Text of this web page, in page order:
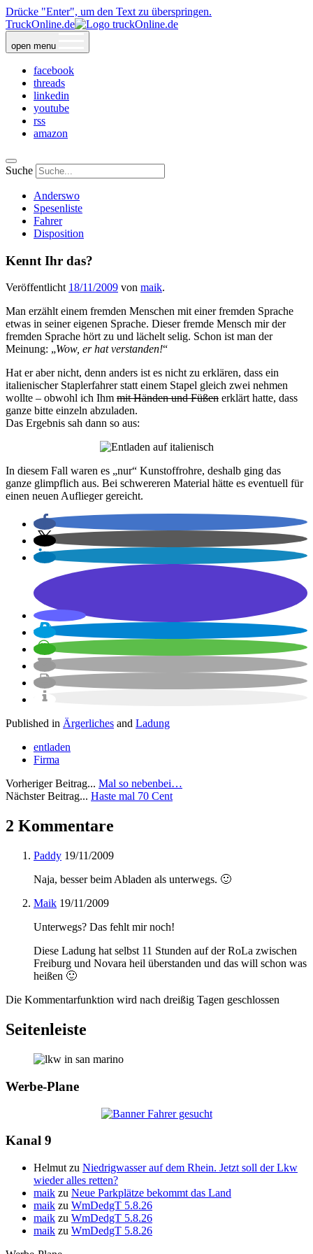
Drücke "Enter", um den Text zu überspringen.
TruckOnline.de
open menu
facebook
threads
linkedin
youtube
rss
amazon
Suche
Anderswo
Spesenliste
Fahrer
Disposition
Kennt Ihr das?
Veröffentlicht 18/11/2009 von maik.
Man erzählt einem fremden Menschen mit einer fremden Sprache
etwas in seiner eigenen Sprache. Dieser fremde Mensch mir der
fremden Sprache hört zu und lächelt selig. Schon ist man der
Meinung: „Wow, er hat verstanden!“
Hat er aber nicht, denn anders ist es nicht zu erklären, dass ein
italienischer Staplerfahrer statt einem Stapel gleich zwei nehmen
wollte – obwohl ich Ihm mit Händen und Füßen erklärt hatte, dass
ganze bitte einzeln abzuladen.
Das Ergebnis sah dann so aus:
In diesem Fall waren es „nur“ Kunstoffrohre, deshalb ging das
ganze glimpflich aus. Bei schwereren Material hätte es eventuell für
einen neuen Auflieger gereicht.
Published in Ärgerliches and Ladung
entladen
Firma
Vorheriger Beitrag... Mal so nebenbei…
Nächster Beitrag... Haste mal 70 Cent
2 Kommentare
Paddy 19/11/2009
Naja, besser beim Abladen als unterwegs. 🙂
Maik 19/11/2009
Unterwegs? Das fehlt mir noch!
Diese Ladung hat selbst 11 Stunden auf der RoLa zwischen
Freiburg und Novara heil überstanden und das will schon was
heißen 🙂
Die Kommentarfunktion wird nach dreißig Tagen geschlossen
Seitenleiste
Werbe-Plane
Kanal 9
Helmut zu Niedrigwasser auf dem Rhein. Jetzt soll der Lkw
wieder alles retten?
maik zu Neue Parkplätze bekommt das Land
maik zu WmDedgT 5.8.26
maik zu WmDedgT 5.8.26
maik zu WmDedgT 5.8.26